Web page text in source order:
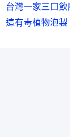
台灣一家三口
這有毒植物泡製